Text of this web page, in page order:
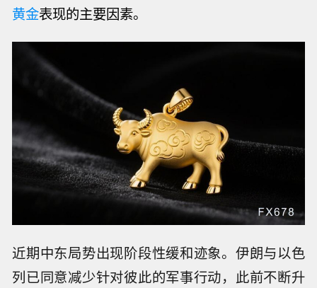
黄金表现的主要因素。
近期中东局势出现阶段性缓和迹象。伊朗与以色
列已同意减少针对彼此的军事行动，此前不断升